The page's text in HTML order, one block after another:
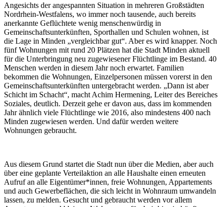
Angesichts der angespannten Situation in mehreren Großstädten
Nordrhein-Westfalens, wo immer noch tausende, auch bereits
anerkannte Geflüchtete wenig menschenwürdig in
Gemeinschaftsunterkünften, Sporthallen und Schulen wohnen, ist
die Lage in Minden „vergleichbar gut“. Aber es wird knapper. Noch
fünf Wohnungen mit rund 20 Plätzen hat die Stadt Minden aktuell
für die Unterbringung neu zugewiesener Flüchtlinge im Bestand. 40
Menschen werden in diesem Jahr noch erwartet. Familien
bekommen die Wohnungen, Einzelpersonen müssen vorerst in den
Gemeinschaftsunterkünften untergebracht werden. „Dann ist aber
Schicht im Schacht“, macht Achim Hermening, Leiter des Bereiches
Soziales, deutlich. Derzeit gehe er davon aus, dass im kommenden
Jahr ähnlich viele Flüchtlinge wie 2016, also mindestens 400 nach
Minden zugewiesen werden. Und dafür werden weitere
Wohnungen gebraucht.
Aus diesem Grund startet die Stadt nun über die Medien, aber auch
über eine geplante Verteilaktion an alle Haushalte einen erneuten
Aufruf an alle Eigentümer*innen, freie Wohnungen, Appartements
und auch Gewerbeflächen, die sich leicht in Wohnraum umwandeln
lassen, zu melden. Gesucht und gebraucht werden vor allem